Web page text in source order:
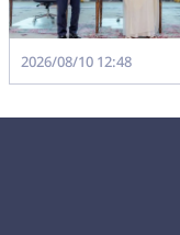
2026/08/10 12:48